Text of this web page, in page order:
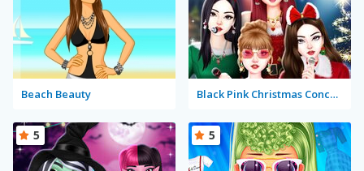
Beach Beauty Black Pink Christmas Concert
5 5